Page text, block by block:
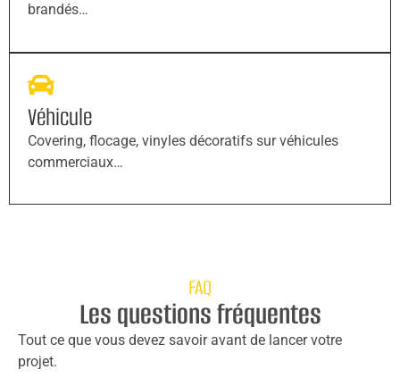
brandés…
Véhicule
Covering, flocage, vinyles décoratifs sur véhicules
commerciaux…
FAQ
Les questions fréquentes
Tout ce que vous devez savoir avant de lancer votre
projet.